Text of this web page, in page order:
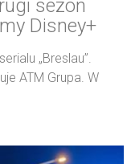
sezon
Disney+
„Breslau”.
ATM Grupa. W